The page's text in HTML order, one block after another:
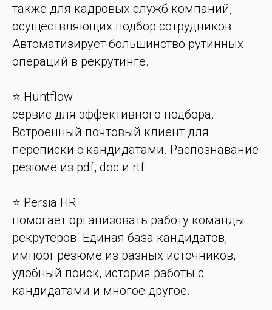
также для кадровых служб компаний,
осуществляющих подбор сотрудников.
Автоматизирует большинство рутинных
операций в рекрутинге.
⭐️ Huntflow
сервис для эффективного подбора.
Встроенный почтовый клиент для
переписки с кандидатами. Распознавание
резюме из pdf, doc и rtf.
⭐️ Persia HR
помогает организовать работу команды
рекрутеров. Единая база кандидатов,
импорт резюме из разных источников,
удобный поиск, история работы с
кандидатами и многое другое.